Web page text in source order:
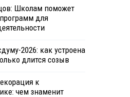
Школам поможет
для
2026: как устроена
длится созыв
к
чем знаменит